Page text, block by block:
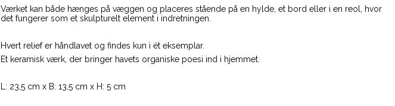
Værket kan både hænges på væggen og placeres stående på en hylde, et bord eller i en reol, hvor
det fungerer som et skulpturelt element i indretningen.
Hvert relief er håndlavet og findes kun i ét eksemplar.
Et keramisk værk, der bringer havets organiske poesi ind i hjemmet.
L: 23,5 cm x B: 13,5 cm x H: 5 cm